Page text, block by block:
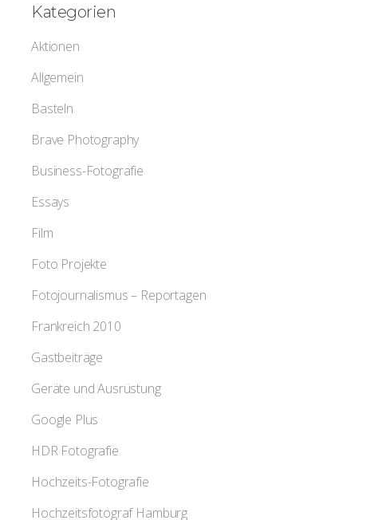
Kategorien
Aktionen
Allgemein
Basteln
Brave Photography
Business-Fotografie
Essays
Film
Foto Projekte
Fotojournalismus – Reportagen
Frankreich 2010
Gastbeiträge
Geräte und Ausrüstung
Google Plus
HDR Fotografie
Hochzeits-Fotografie
Hochzeitsfotograf Hamburg